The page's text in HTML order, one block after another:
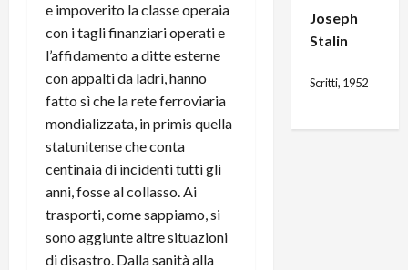
e impoverito la classe operaia
con i tagli finanziari operati e
l’affidamento a ditte esterne
con appalti da ladri, hanno
fatto sì che la rete ferroviaria
mondializzata, in primis quella
statunitense che conta
centinaia di incidenti tutti gli
anni, fosse al collasso. Ai
trasporti, come sappiamo, si
sono aggiunte altre situazioni
di disastro. Dalla sanità alla
Joseph
Stalin
Scritti, 1952